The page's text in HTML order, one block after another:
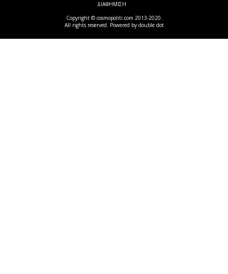
Copyright © cosmopoliti.com 2013-2020.
All rights reserved. Powered by double dot
ΔΙΑΦΗΜΙΣΗ